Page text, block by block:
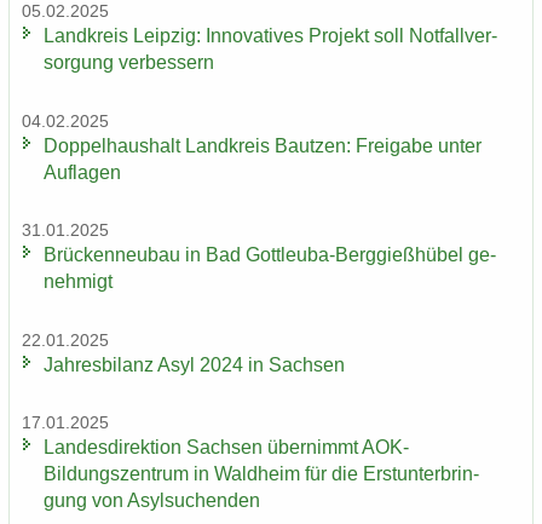
05.02.2025
Land­kreis Leip­zig: In­no­va­ti­ves Pro­jekt soll Not­fall­ver­
sor­gung ver­bes­sern
04.02.2025
Dop­pel­haus­halt Land­kreis Baut­zen: Frei­ga­be unter
Auf­la­gen
31.01.2025
Brü­cken­neu­bau in Bad Gottleuba-​Berggießhübel ge­
neh­migt
22.01.2025
Jah­res­bi­lanz Asyl 2024 in Sach­sen
17.01.2025
Lan­des­di­rek­ti­on Sach­sen über­nimmt AOK-​
Bildungszentrum in Wald­heim für die Erst­un­ter­brin­
gung von Asyl­su­chen­den